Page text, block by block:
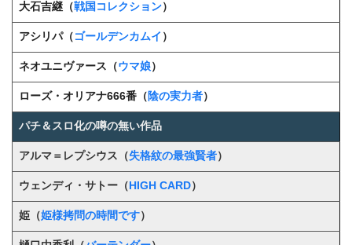
大石吉継（戦国コレクション）
アシリパ（ゴールデンカムイ ）
ネオユニヴァース（ウマ娘）
ローズ・オリアナ666番（ 陰の実力者）
パチ＆スロ化の噂の無い作品
アルマ＝レプシウス（失格紋の最強賢者）
ウェンディ・サトー（ HIGH CARD）
姫（姫様拷問の時間です）